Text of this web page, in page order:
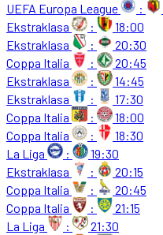
UEFA Europa League
:
Ekstraklasa
:
18:00
Ekstraklasa
:
20:30
Coppa Italia
:
20:45
Ekstraklasa
:
14:45
Ekstraklasa
:
17:30
Coppa Italia
:
18:00
Coppa Italia
:
18:30
La Liga
:
19:30
Ekstraklasa
:
20:15
Coppa Italia
:
20:45
Coppa Italia
:
21:15
La Liga
:
21:30